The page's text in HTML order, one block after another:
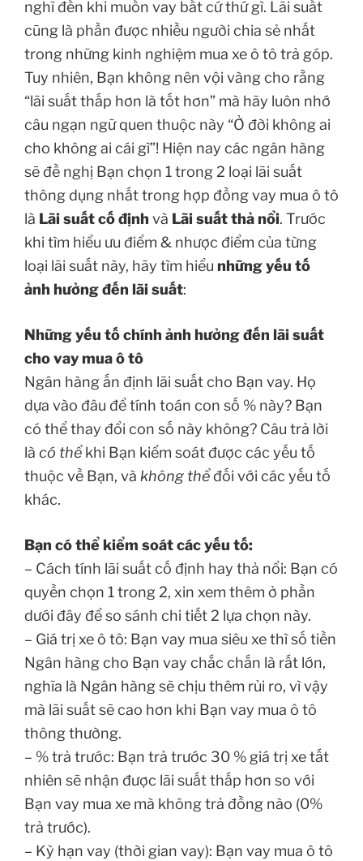
nghĩ đến khi muốn vay bất cứ thứ gì. Lãi suất
cũng là phần được nhiều người chia sẻ nhất
trong những kinh nghiệm mua xe ô tô trả góp.
Tuy nhiên, Bạn không nên vội vàng cho rằng
“lãi suất thấp hơn là tốt hơn” mà hãy luôn nhớ
câu ngạn ngữ quen thuộc này “Ở đời không ai
cho không ai cái gì”! Hiện nay các ngân hàng
sẽ đề nghị Bạn chọn 1 trong 2 loại lãi suất
thông dụng nhất trong hợp đồng vay mua ô tô
là Lãi suất cố định và Lãi suất thả nổi. Trước
khi tìm hiểu ưu điểm & nhược điểm của từng
loại lãi suất này, hãy tìm hiểu những yếu tố
ảnh hưởng đến lãi suất:
Những yếu tố chính ảnh hưởng đến lãi suất
cho vay mua ô tô
Ngân hàng ấn định lãi suất cho Bạn vay. Họ
dựa vào đâu để tính toán con số % này? Bạn
có thể thay đổi con số này không? Câu trả lời
là có thểkhi Bạn kiểm soát được các yếu tố
thuộc về Bạn, và không thểđối với các yếu tố
khác.
Bạn có thể kiểm soát các yếu tố:
– Cách tính lãi suất cố định hay thả nổi: Bạn có
quyền chọn 1 trong 2, xin xem thêm ở phần
dưới đây để so sánh chi tiết 2 lựa chọn này.
– Giá trị xe ô tô: Bạn vay mua siêu xe thì số tiền
Ngân hàng cho Bạn vay chắc chắn là rất lớn,
nghĩa là Ngân hàng sẽ chịu thêm rủi ro, vì vậy
mà lãi suất sẽ cao hơn khi Bạn vay mua ô tô
thông thường.
– % trả trước: Bạn trả trước 30 % giá trị xe tất
nhiên sẽ nhận được lãi suất thấp hơn so với
Bạn vay mua xe mà không trả đồng nào (0%
trả trước).
– Kỳ hạn vay (thời gian vay): Bạn vay mua ô tô